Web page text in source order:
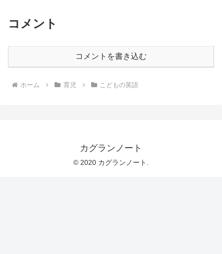
コメント
コメントを書き込む
ホーム 育児 こどもの英語
カグランノート
© 2020 カグランノート.